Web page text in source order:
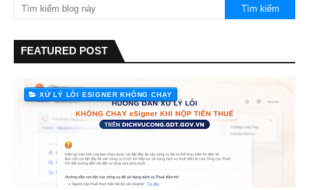
FEATURED POST
XỬ LÝ LỖI ESIGNER KHÔNG CHẠY